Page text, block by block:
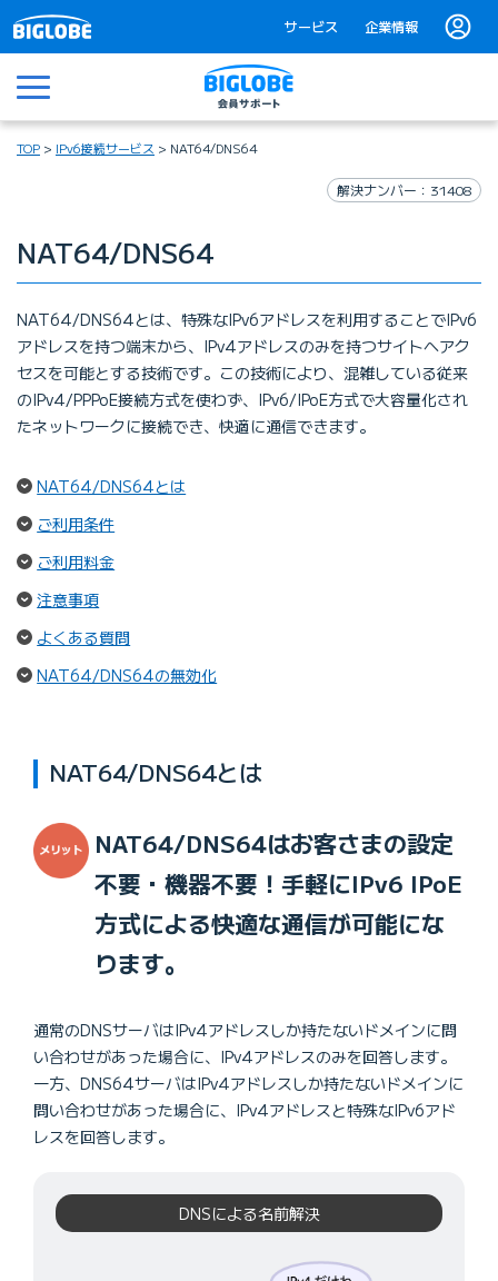
サービス 企業情報
メニュー
TOP IPv6接続サービス NAT64/DNS64
解決ナンバー：31408
NAT64/DNS64
NAT64/DNS64とは、特殊なIPv6アドレスを利用することでIPv6
アドレスを持つ端末から、IPv4アドレスのみを持つサイトへアク
セスを可能とする技術です。この技術により、混雑している従来
のIPv4/PPPoE接続方式を使わず、IPv6/IPoE方式で大容量化され
たネットワークに接続でき、快適に通信できます。
NAT64/DNS64とは
ご利用条件（ページ内リンク）
ご利用料金（ページ内リンク）
注意事項（ページ内リンク）
よくある質問
NAT64/DNS64の無効化
NAT64/DNS64とは
NAT64/DNS64はお客さまの設定
不要・機器不要！ 手軽にIPv6 IPoE
方式による快適な通信が可能にな
ります。
通常のDNSサーバはIPv4アドレスしか持たないドメインに問
い合わせがあった場合に、IPv4アドレスのみを回答します。
一方、DNS64サーバはIPv4アドレスしか持たないドメインに
問い合わせがあった場合に、IPv4アドレスと特殊なIPv6アド
レスを回答します。
DNSによる名前解決